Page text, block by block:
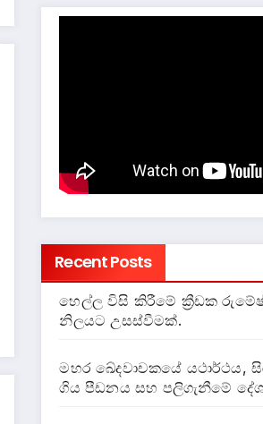
Recent Posts
හෙල්ල විසි කිරීමේ ක්‍රීඩක
නිලයට උසස්වීමක්.
මහර ඛේදවාචකයේ යථාර්ථය,
ගිය පීඩනය සහ පලිගැනීමේ